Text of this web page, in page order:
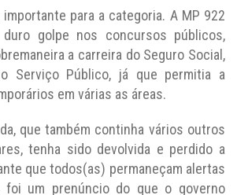
para a categoria. A MP 922
duro golpe nos concursos públicos,
a carreira do Seguro Social,
Serviço Público, já que permitia a
em várias as áreas.
que também continha vários outros
tenha sido devolvida e perdido a
que todos(as) permaneçam alertas
um prenúncio do que o governo